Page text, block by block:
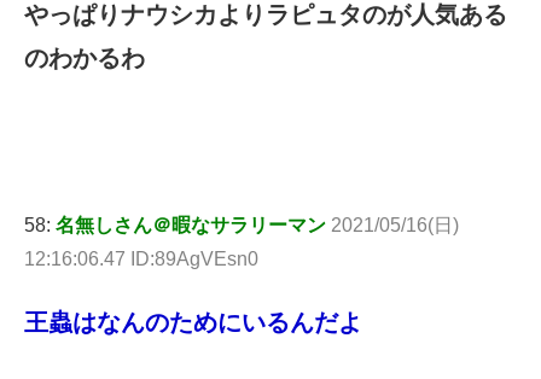
やっぱりナウシカよりラピュタのが人気ある
のわかるわ
58: 名無しさん＠暇なサラリーマン 2021/05/16(日)
12:16:06.47 ID:89AgVEsn0
王蟲はなんのためにいるんだよ